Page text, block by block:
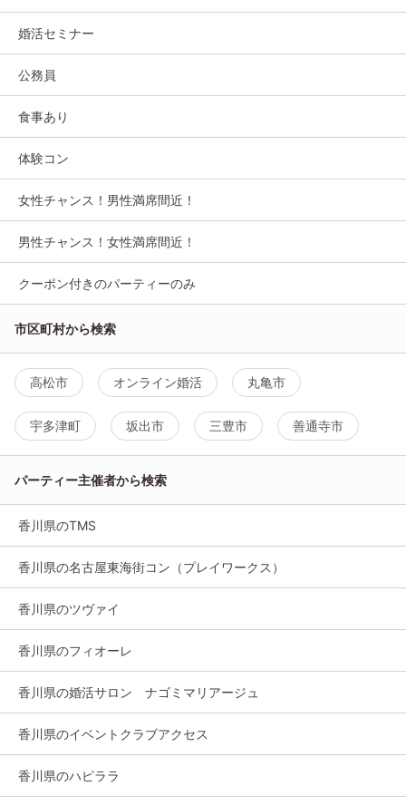
婚活セミナー
公務員
食事あり
体験コン
女性チャンス！男性満席間近！
男性チャンス！女性満席間近！
クーポン付きのパーティーのみ
市区町村から検索
高松市 オンライン婚活 丸亀市
宇多津町 坂出市 三豊市 善通寺市
パーティー主催者から検索
香川県のTMS
香川県の名古屋東海街コン（プレイワークス）
香川県のツヴァイ
香川県のフィオーレ
香川県の婚活サロン ナゴミマリアージュ
香川県のイベントクラブアクセス
香川県のハピララ